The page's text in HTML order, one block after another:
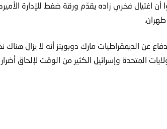
أن اغتيال فخري زاده يقدّم ورقة ضغط للإدارة
عن الديمقراطيات مارك دوبويتز أنه لا يزال
المتحدة وإسرائيل الكثير من الوقت لإلحاق